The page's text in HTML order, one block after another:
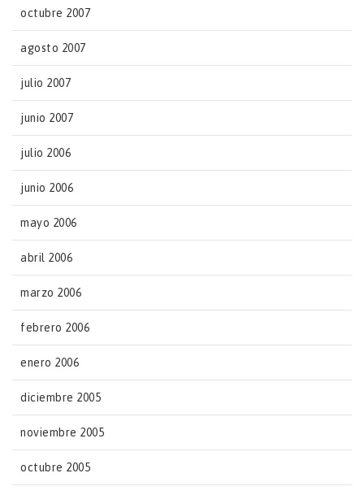
octubre 2007
agosto 2007
julio 2007
junio 2007
julio 2006
junio 2006
mayo 2006
abril 2006
marzo 2006
febrero 2006
enero 2006
diciembre 2005
noviembre 2005
octubre 2005